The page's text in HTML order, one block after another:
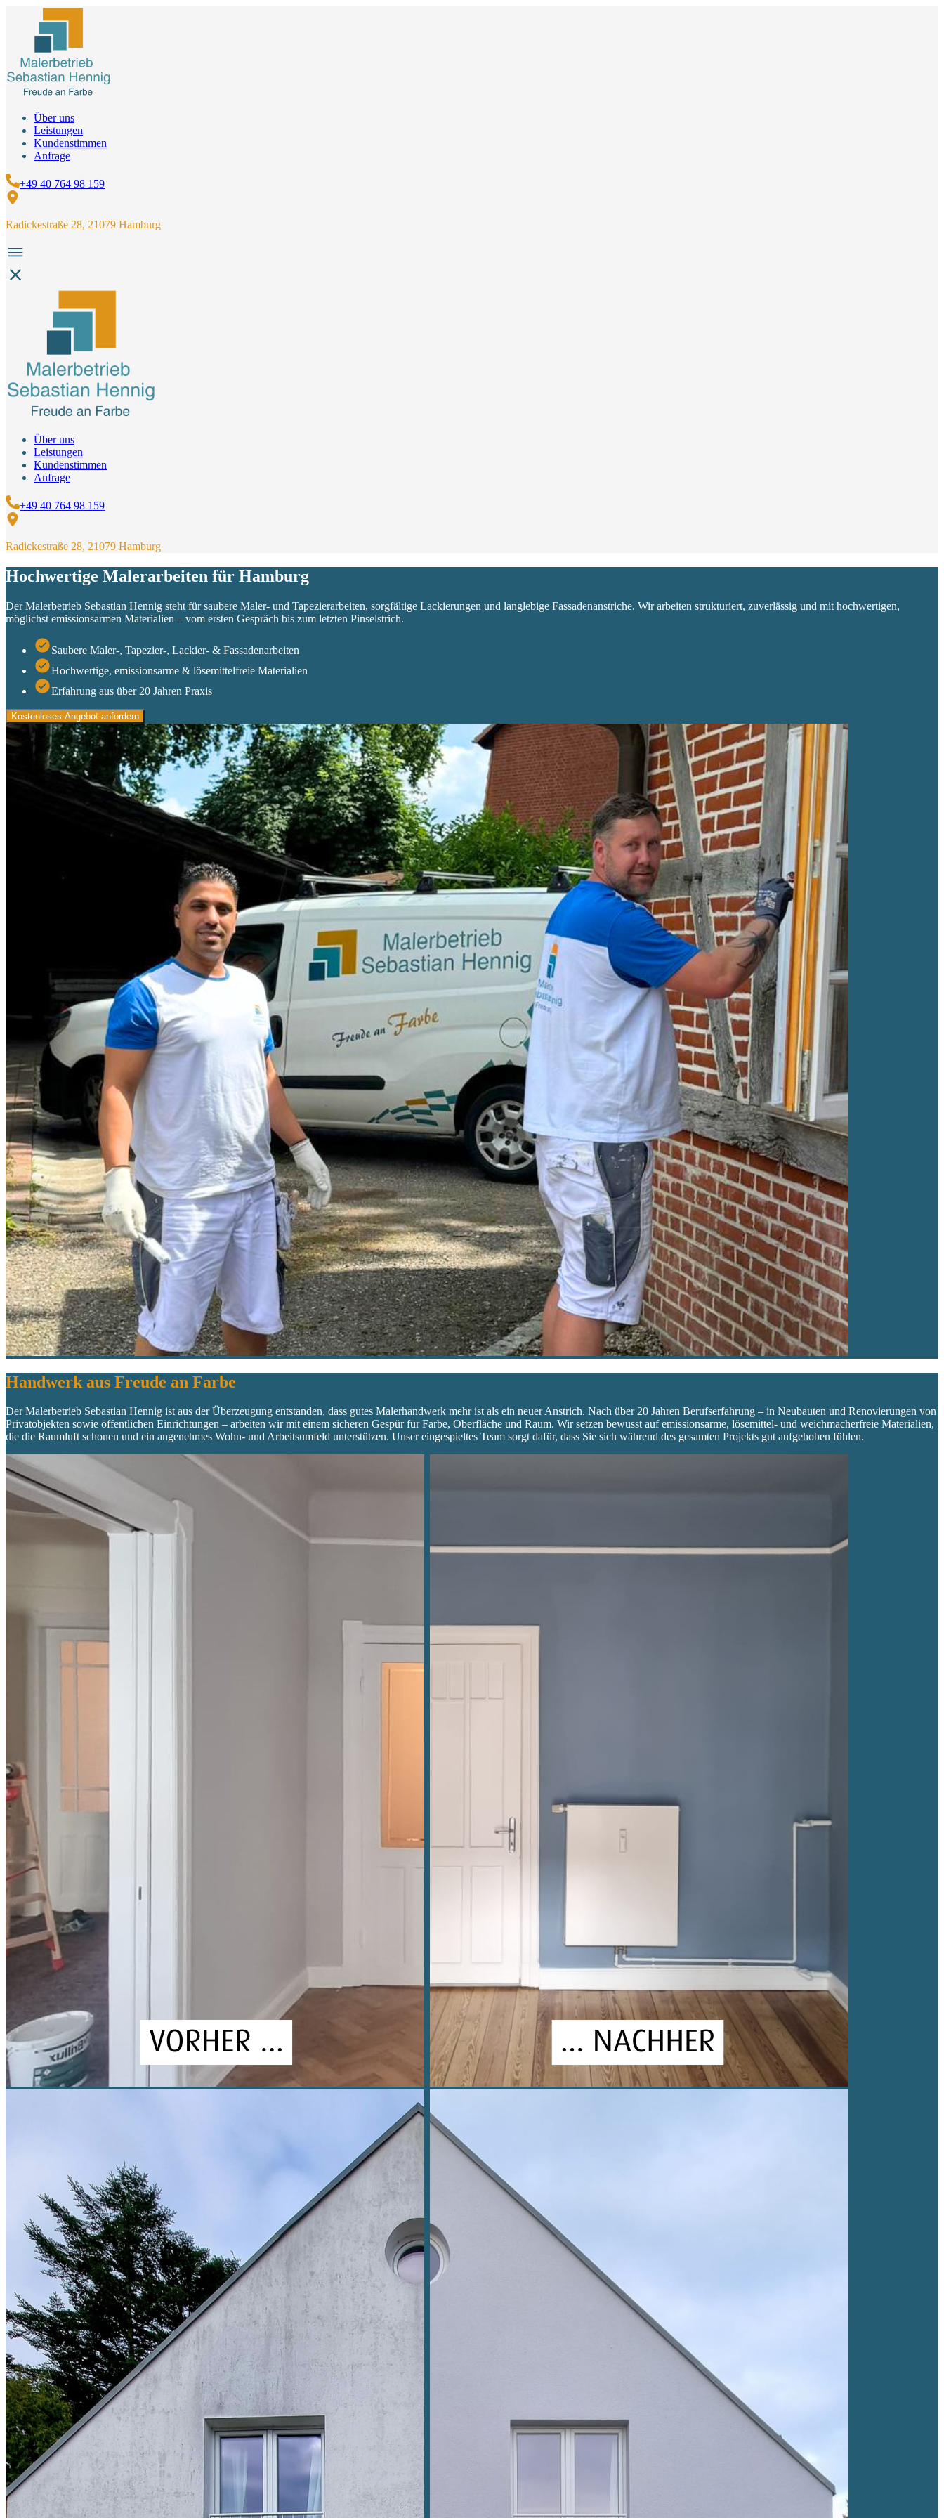
Über uns
Leistungen
Kundenstimmen
Anfrage
+49 40 764 98 159
Radickestraße 28, 21079 Hamburg
Über uns
Leistungen
Kundenstimmen
Anfrage
+49 40 764 98 159
Radickestraße 28, 21079 Hamburg
Hochwertige Malerarbeiten für Hamburg
Der Malerbetrieb Sebastian Hennig steht für saubere Maler- und Tapezierarbeiten, sorgfältige Lackierungen und langlebige Fassadenanstriche. Wir arbeiten strukturiert, zuverlässig und mit hochwertigen,
möglichst emissionsarmen Materialien – vom ersten Gespräch bis zum letzten Pinselstrich.
Saubere Maler-, Tapezier-, Lackier- & Fassadenarbeiten
Hochwertige, emissionsarme & lösemittelfreie Materialien
Erfahrung aus über 20 Jahren Praxis
Kostenloses Angebot anfordern
Handwerk aus Freude an Farbe
Der Malerbetrieb Sebastian Hennig ist aus der Überzeugung entstanden, dass gutes Malerhandwerk mehr ist als ein neuer Anstrich. Nach über 20 Jahren Berufserfahrung – in Neubauten und Renovierungen von
Privatobjekten sowie öffentlichen Einrichtungen – arbeiten wir mit einem sicheren Gespür für Farbe, Oberfläche und Raum. Wir setzen bewusst auf emissionsarme, lösemittel- und weichmacherfreie Materialien,
die die Raumluft schonen und ein angenehmes Wohn- und Arbeitsumfeld unterstützen. Unser eingespieltes Team sorgt dafür, dass Sie sich während des gesamten Projekts gut aufgehoben fühlen.